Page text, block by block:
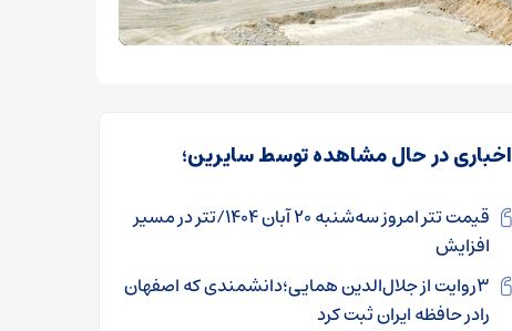
اخباری در حال مشاهده توسط سایرین؛
قیمت تتر امروز سه‌شنبه ۲۰ آبان ۱۴۰۴/تتر در مسیر
افزایش
۳روایت از جلال‌الدین همایی؛دانشمندی که اصفهان
رادر حافظه ایران ثبت کرد